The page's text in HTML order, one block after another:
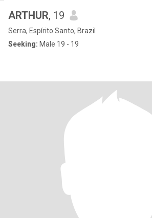
ARTHUR, 19
Serra, Espírito Santo, Brazil
Seeking: Male 19 - 19